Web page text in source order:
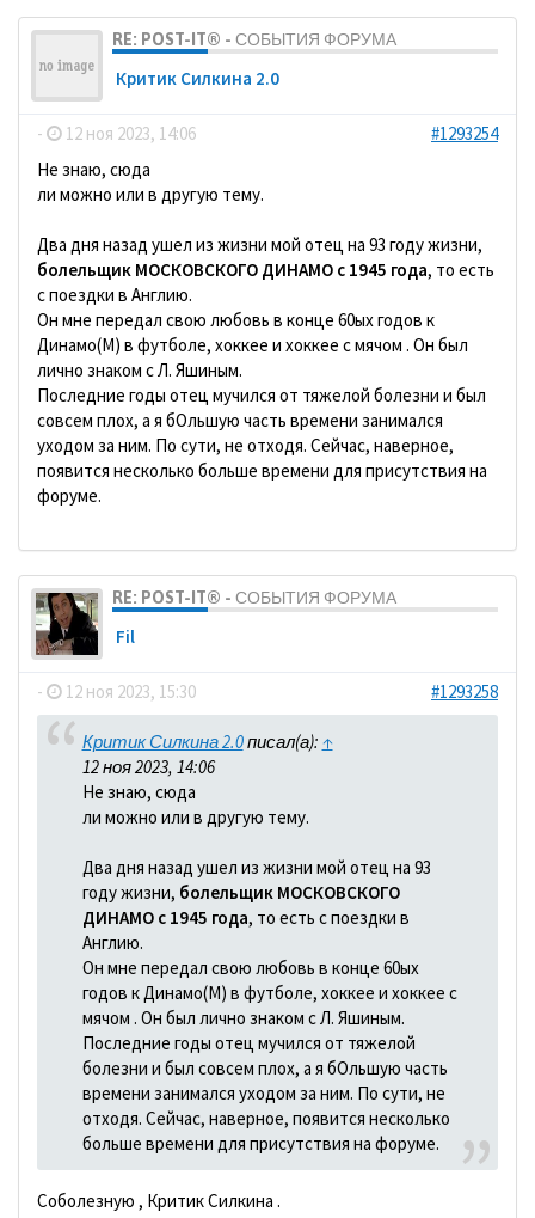
RE: POST-IT® - СОБЫТИЯ ФОРУМА
Критик Силкина 2.0
- 12 ноя 2023, 14:06
#1293254
Не знаю, сюда
ли можно или в другую тему.
Два дня назад ушел из жизни мой отец на 93 году жизни,
болельщик МОСКОВСКОГО ДИНАМО с 1945 года, то есть
с поездки в Англию.
Он мне передал свою любовь в конце 60ых годов к
Динамо(М) в футболе, хоккее и хоккее с мячом . Он был
лично знаком с Л. Яшиным.
Последние годы отец мучился от тяжелой болезни и был
совсем плох, а я бОльшую часть времени занимался
уходом за ним. По сути, не отходя. Сейчас, наверное,
появится несколько больше времени для присутствия на
форуме.
RE: POST-IT® - СОБЫТИЯ ФОРУМА
Fil
- 12 ноя 2023, 15:30 #1293258
Критик Силкина 2.0писал(а): ↑
12 ноя 2023, 14:06
Не знаю, сюда
ли можно или в другую тему.
Два дня назад ушел из жизни мой отец на 93
году жизни, болельщик МОСКОВСКОГО
ДИНАМО с 1945 года, то есть с поездки в
Англию.
Он мне передал свою любовь в конце 60ых
годов к Динамо(М) в футболе, хоккее и хоккее с
мячом . Он был лично знаком с Л. Яшиным.
Последние годы отец мучился от тяжелой
болезни и был совсем плох, а я бОльшую часть
времени занимался уходом за ним. По сути, не
отходя. Сейчас, наверное, появится несколько
больше времени для присутствия на форуме.
Соболезную , Критик Силкина .